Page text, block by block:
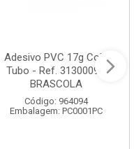
Adesivo PVC 17g Cola
Tubo - Ref. 3130009 -
BRASCOLA
Código: 964094
Embalagem: PC0001PC